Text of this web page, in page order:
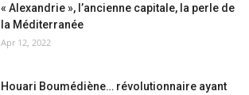
« Alexandrie », l’ancienne capitale, la perle de
la Méditerranée
Apr 12, 2022
Houari Boumédiène… révolutionnaire ayant